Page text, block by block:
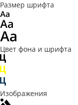
Размер шрифта
Цвет фона и шрифта
Изображения